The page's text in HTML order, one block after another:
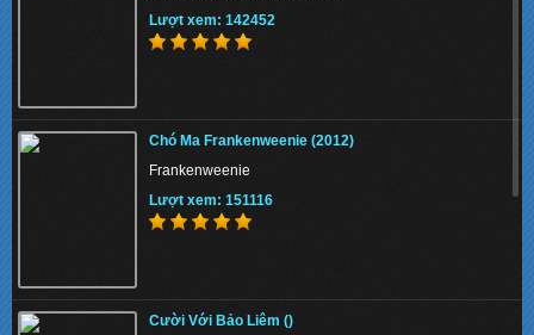
Lượt xem: 142452
Chó Ma Frankenweenie (2012)
Frankenweenie
Lượt xem: 151116
Cười Với Bảo Liêm ()